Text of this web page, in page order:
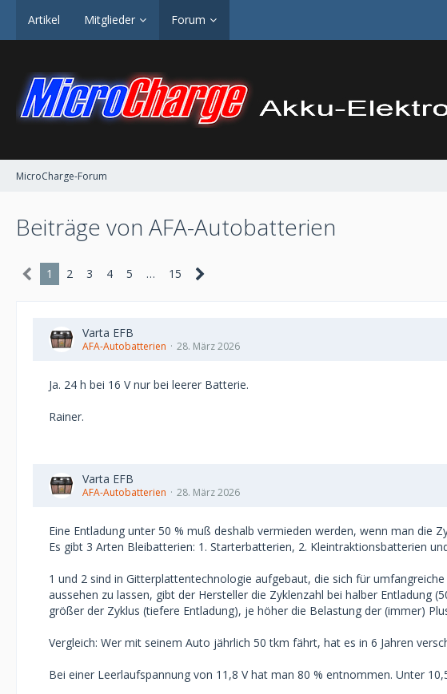
Artikel Mitglieder Forum
MicroCharge-Forum
Beiträge von AFA-Autobatterien
1 2 3 4 5 … 15
Varta EFB
AFA-Autobatterien 28. März 2026
Ja. 24 h bei 16 V nur bei leerer Batterie.
Rainer.
Varta EFB
AFA-Autobatterien 28. März 2026
Eine Entladung unter 50 % muß deshalb vermieden werden, wenn man die
Es gibt 3 Arten Bleibatterien: 1. Starterbatterien, 2. Kleintraktionsbatterien
1 und 2 sind in Gitterplattentechnologie aufgebaut, die sich für
aussehen zu lassen, gibt der Hersteller die Zyklenzahl bei halber Entladung
größer der Zyklus (tiefere Entladung), je höher die Belastung der (immer)
Vergleich: Wer mit seinem Auto jährlich 50 tkm fährt, hat es in 6 Jahren
Bei einer Leerlaufspannung von 11,8 V hat man 80 % entnommen. Unter